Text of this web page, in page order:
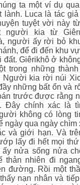
ta một ví dụ
lành. Luca là tác
tuyệt vời này
người kia từ
người ấy rời bỏ
để đi đến khu
đất. Giêrikhô ở
trong những
Người kia rời núi
những bất ổn và
trước được rằng
Đây chính xác là
không có lòng
ngày qua ngày
và giới hạn. Và
lấy đi hết mọi
nửa sống nửa
thản nhiên đi
đường. Rồi một
nạn nhân và